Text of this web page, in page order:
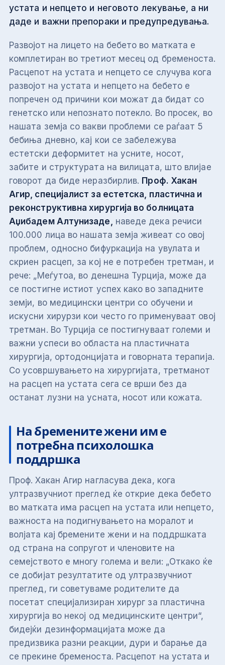
устата и непцето и неговото лекување, а ни
даде и важни препораки и предупредувања.
Развојот на лицето на бебето во матката е
комплетиран во третиот месец од бременоста.
Расцепот на устата и непцето се случува кога
развојот на устата и непцето на бебето е
попречен од причини кои можат да бидат со
генетско или непознато потекло. Во просек, во
нашата земја со вакви проблеми се раѓаат 5
бебиња дневно, кај кои се забележува
естетски деформитет на усните, носот,
забите и структурата на вилицата, што влијае
говорот да биде неразбирлив. Проф. Хакан
Агир, специјалист за естетска, пластична и
реконструктивна хирургија во болницата
Аџибадем Алтунизаде,
наведе дека речиси
100.000 лица во нашата земја живеат со овој
проблем, односно бифуркација на увулата и
скриен расцеп, за кој не е потребен третман, и
рече: „Меѓутоа, во денешна Турција, може да
се постигне истиот успех како во западните
земји, во медицински центри со обучени и
искусни хирурзи кои често го применуваат овој
третман. Во Турција се постигнуваат големи и
важни успеси во областа на пластичната
хирургија, ортодонцијата и говорната терапија.
Со усовршувањето на хирургијата, третманот
на расцеп на устата сега се врши без да
останат лузни на усната, носот или кожата.
На бремените жени им е
потребна психолошка
поддршка
Проф. Хакан Агир нагласува дека, кога
ултразвучниот преглед ќе открие дека бебето
во матката има расцеп на устата или непцето,
важноста на подигнувањето на моралот и
волјата кај бремените жени и на поддршката
од страна на сопругот и членовите на
семејството е многу голема и вели: „Откако ќе
се добијат резултатите од ултразвучниот
преглед, ги советуваме родителите да
посетат специјализиран хирург за пластична
хирургија во некој од медицинските центри“,
бидејќи дезинформацијата може да
предизвика разни реакции, дури и барање да
се прекине бременоста. Расцепот на устата и